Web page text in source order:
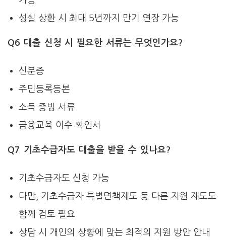
성실 상환 시 최대 5년까지 만기 연장 가능
Q6 대출 신청 시 필요한 서류는 무엇인가요?
신분증
주민등록등본
소득 증빙 서류
금융교육 이수 확인서
Q7 기초수급자도 대출을 받을 수 있나요?
기초수급자도 신청 가능
다만, 기초수급자 특별면책제도 등 다른 지원 제도도
함께 검토 필요
상담 시 개인의 상황에 맞는 최적의 지원 방안 안내